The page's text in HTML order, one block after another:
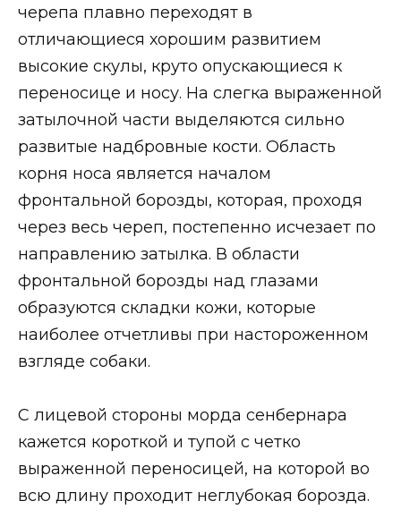
черепа плавно переходят в
отличающиеся хорошим развитием
высокие скулы, круто опускающиеся к
переносице и носу. На слегка выраженной
затылочной части выделяются сильно
развитые надбровные кости. Область
корня носа является началом
фронтальной борозды, которая, проходя
через весь череп, постепенно исчезает по
направлению затылка. В области
фронтальной борозды над глазами
образуются складки кожи, которые
наиболее отчетливы при настороженном
взгляде собаки.
С лицевой стороны морда сенбернара
кажется короткой и тупой с четко
выраженной переносицей, на которой во
всю длину проходит неглубокая борозда.